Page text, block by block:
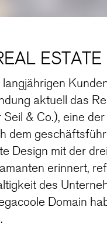
ESTATE
aktuell das
& Co.), eine
dem
Design mit der
erinnert,
des
Domain